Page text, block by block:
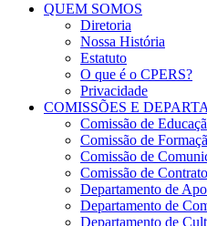
QUEM SOMOS
Diretoria
Nossa História
Estatuto
O que é o CPERS?
Privacidade
COMISSÕES E
Comissão de
Comissão de
Comissão de
Comissão de
Departamento de
Departamento de
Departamento de